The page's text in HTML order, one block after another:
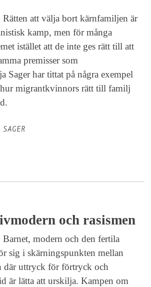
Rätten att välja bort kärnfamiljen är
kamp, men för många
istället att de inte ges rätt till att
premisser som
Sager har tittat på några exempel
migrantkvinnors rätt till familj
och rasismen
Barnet, modern och den fertila
sig i skärningspunkten mellan
där uttryck för förtryck och
är lätta att urskilja. Kampen om